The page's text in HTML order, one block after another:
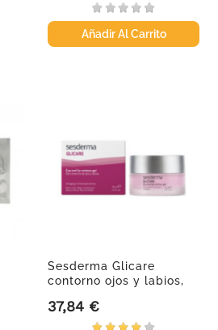
Añadir Al Carrito
Sesderma Glicare
contorno ojos y labios,
Precio
37,84 €